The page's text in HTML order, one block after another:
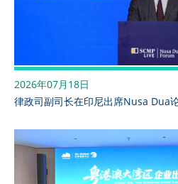
2026年07月18日
律政司副司长在印尼出席Nusa Dua